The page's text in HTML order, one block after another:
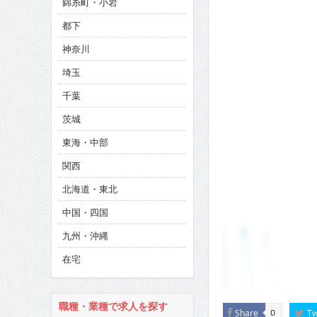
CINEMA×STYLE 286号
CINEMA×STYLE 285号
CINEMA×STYLE 294号
Share 0
都下
神奈川
埼玉
千葉
茨城
東海・中部
関西
北海道・東北
中国・四国
九州・沖縄
在宅
職種・業種で求人を探す